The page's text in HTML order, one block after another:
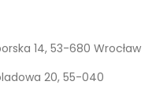
14, 53-680 Wrocław
20, 55-040